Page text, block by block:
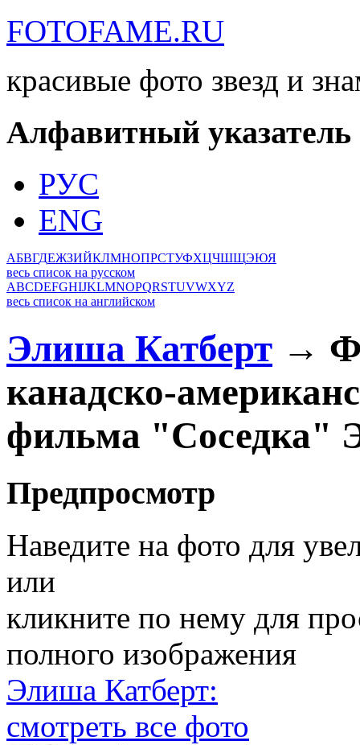
FOTOFAME.RU
красивые фото звезд и
Алфавитный указатель
РУС
ENG
АБВГДЕЖЗИЙКЛМНОПРСТУФХЦЧШЩЭЮЯ
весь список на русском
ABCDEFGHIJKLMNOPQRSTUVWXYZ
весь список на английском
Элиша Катберт →
канадско-
фильма "Соседка"
Предпросмотр
Наведите на фото для
или
кликните по нему для
полного изображения
Элиша Катберт:
смотреть все фото